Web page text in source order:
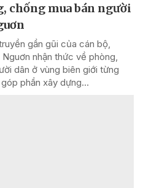
chống mua bán người
gần gũi của cán bộ,
nhận thức về phòng,
dân ở vùng biên giới từng
phần xây dựng...